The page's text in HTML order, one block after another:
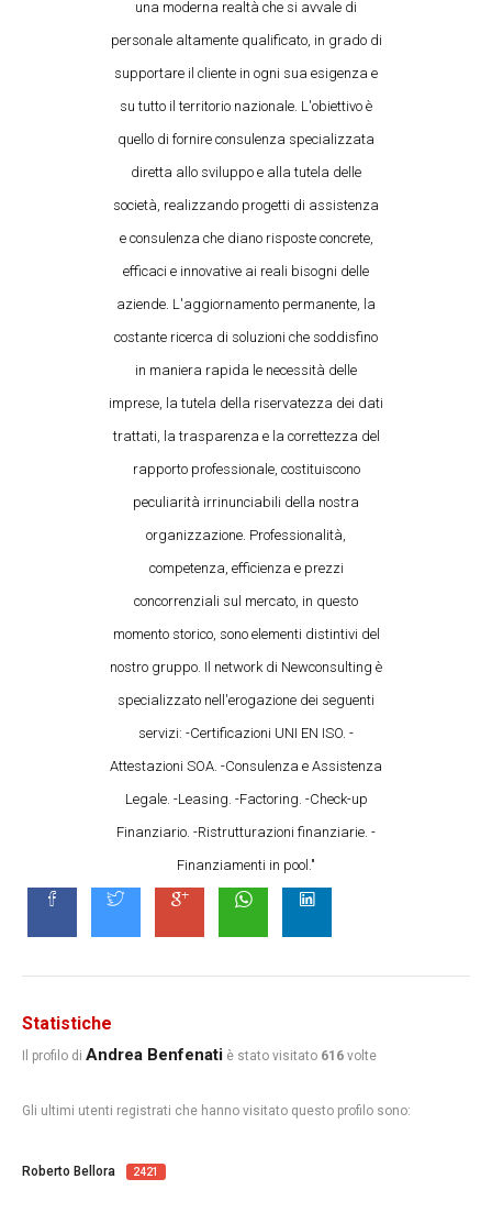
una moderna realtà che si avvale di
personale altamente qualificato, in grado di
supportare il cliente in ogni sua esigenza e
su tutto il territorio nazionale. L'obiettivo è
quello di fornire consulenza specializzata
diretta allo sviluppo e alla tutela delle
società, realizzando progetti di assistenza
e consulenza che diano risposte concrete,
efficaci e innovative ai reali bisogni delle
aziende. L'aggiornamento permanente, la
costante ricerca di soluzioni che soddisfino
in maniera rapida le necessità delle
imprese, la tutela della riservatezza dei dati
trattati, la trasparenza e la correttezza del
rapporto professionale, costituiscono
peculiarità irrinunciabili della nostra
organizzazione. Professionalità,
competenza, efficienza e prezzi
concorrenziali sul mercato, in questo
momento storico, sono elementi distintivi del
nostro gruppo. Il network di Newconsulting è
specializzato nell'erogazione dei seguenti
servizi: -Certificazioni UNI EN ISO. -
Attestazioni SOA. -Consulenza e Assistenza
Legale. -Leasing. -Factoring. -Check-up
Finanziario. -Ristrutturazioni finanziarie. -
Finanziamenti in pool."
Statistiche
Il profilo di Andrea Benfenati è stato visitato 616 volte
Gli ultimi utenti registrati che hanno visitato questo profilo sono:
Roberto Bellora 2421